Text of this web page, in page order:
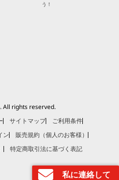
私に連絡して
う！
All rights reserved.
サイトマップ
ご利用条件
ン
販売規約（個人のお客様）
特定商取引法に基づく表記